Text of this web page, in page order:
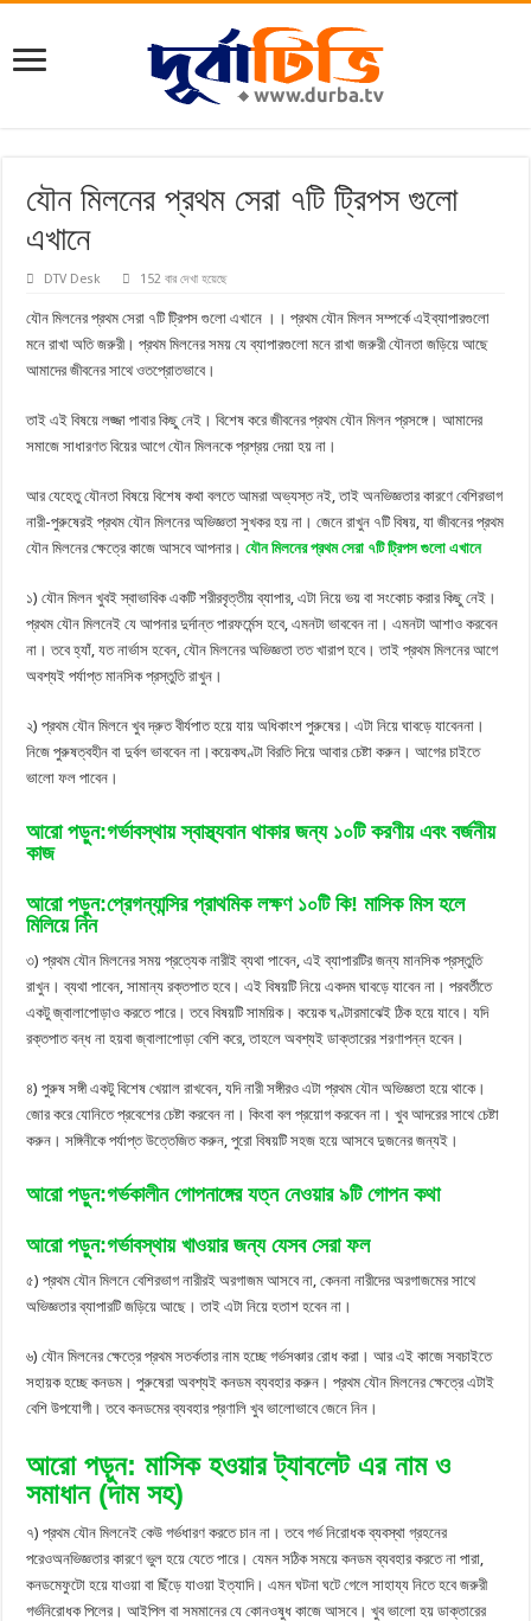
যৌন মিলনের প্রথম সেরা ৭টি ট্রিপস গুলো
এখানে
DTV Desk 152 বার দেখা হয়েছে
যৌন মিলনের প্রথম সেরা ৭টি ট্রিপস গুলো এখানে ।। প্রথম যৌন মিলন সম্পর্কে এইব্যাপারগুলো
মনে রাখা অতি জরুরী। প্রথম মিলনের সময় যে ব্যাপারগুলো মনে রাখা জরুরী যৌনতা জড়িয়ে আছে
আমাদের জীবনের সাথে ওতপ্রোতভাবে।
তাই এই বিষয়ে লজ্জা পাবার কিছু নেই। বিশেষ করে জীবনের প্রথম যৌন মিলন প্রসঙ্গে। আমাদের
সমাজে সাধারণত বিয়ের আগে যৌন মিলনকে প্রশ্রয় দেয়া হয় না।
আর যেহেতু যৌনতা বিষয়ে বিশেষ কথা বলতে আমরা অভ্যস্ত নই, তাই অনভিজ্ঞতার কারণে বেশিরভাগ
নারী-পুরুষেরই প্রথম যৌন মিলনের অভিজ্ঞতা সুখকর হয় না। জেনে রাখুন ৭টি বিষয়, যা জীবনের প্রথম
যৌন মিলনের ক্ষেত্রে কাজে আসবে আপনার।যৌন মিলনের প্রথম সেরা ৭টি ট্রিপস গুলো এখানে
১) যৌন মিলন খুবই স্বাভাবিক একটি শরীরবৃত্তীয় ব্যাপার, এটা নিয়ে ভয় বা সংকোচ করার কিছু নেই।
প্রথম যৌন মিলনেই যে আপনার দুর্দান্ত পারফর্মেন্স হবে, এমনটা ভাববেন না। এমনটা আশাও করবেন
না। তবে হ্যাঁ, যত নার্ভাস হবেন, যৌন মিলনের অভিজ্ঞতা তত খারাপ হবে। তাই প্রথম মিলনের আগে
অবশ্যই পর্যাপ্ত মানসিক প্রস্তুতি রাখুন।
২) প্রথম যৌন মিলনে খুব দ্রুত বীর্যপাত হয়ে যায় অধিকাংশ পুরুষের। এটা নিয়ে ঘাবড়ে যাবেননা।
নিজে পুরুষত্বহীন বা দুর্বল ভাববেন না।কয়েকঘণ্টা বিরতি দিয়ে আবার চেষ্টা করুন। আগের চাইতে
ভালো ফল পাবেন।
আরো পড়ুন:গর্ভাবস্থায় স্বাস্থ্যবান থাকার জন্য ১০টি করণীয় এবং বর্জনীয়
কাজ
আরো পড়ুন:প্রেগন্যান্সির প্রাথমিক লক্ষণ ১০টি কি! মাসিক মিস হলে
মিলিয়ে নিন
৩) প্রথম যৌন মিলনের সময় প্রত্যেক নারীই ব্যথা পাবেন, এই ব্যাপারটির জন্য মানসিক প্রস্তুতি
রাখুন। ব্যথা পাবেন, সামান্য রক্তপাত হবে। এই বিষয়টি নিয়ে একদম ঘাবড়ে যাবেন না। পরবর্তীতে
একটু জ্বালাপোড়াও করতে পারে। তবে বিষয়টি সাময়িক। কয়েক ঘণ্টারমাঝেই ঠিক হয়ে যাবে। যদি
রক্তপাত বন্ধ না হয়বা জ্বালাপোড়া বেশি করে, তাহলে অবশ্যই ডাক্তারের শরণাপন্ন হবেন।
৪) পুরুষ সঙ্গী একটু বিশেষ খেয়াল রাখবেন, যদি নারী সঙ্গীরও এটা প্রথম যৌন অভিজ্ঞতা হয়ে থাকে।
জোর করে যোনিতে প্রবেশের চেষ্টা করবেন না। কিংবা বল প্রয়োগ করবেন না। খুব আদরের সাথে চেষ্টা
করুন। সঙ্গিনীকে পর্যাপ্ত উত্তেজিত করুন, পুরো বিষয়টি সহজ হয়ে আসবে দুজনের জন্যই।
আরো পড়ুন:গর্ভকালীন গোপনাঙ্গের যত্ন নেওয়ার ৯টি গোপন কথা
আরো পড়ুন:গর্ভাবস্থায় খাওয়ার জন্য যেসব সেরা ফল
৫) প্রথম যৌন মিলনে বেশিরভাগ নারীরই অরগাজম আসবে না, কেননা নারীদের অরগাজমের সাথে
অভিজ্ঞতার ব্যাপারটি জড়িয়ে আছে। তাই এটা নিয়ে হতাশ হবেন না।
৬) যৌন মিলনের ক্ষেত্রে প্রথম সতর্কতার নাম হচ্ছে গর্ভসঞ্চার রোধ করা। আর এই কাজে সবচাইতে
সহায়ক হচ্ছে কনডম। পুরুষেরা অবশ্যই কনডম ব্যবহার করুন। প্রথম যৌন মিলনের ক্ষেত্রে এটাই
বেশি উপযোগী। তবে কনডমের ব্যবহার প্রণালি খুব ভালোভাবে জেনে নিন।
আরো পড়ুন: মাসিক হওয়ার ট্যাবলেট এর নাম ও
সমাধান (দাম সহ)
৭) প্রথম যৌন মিলনেই কেউ গর্ভধারণ করতে চান না। তবে গর্ভ নিরোধক ব্যবস্থা গ্রহনের
পরেওঅনভিজ্ঞতার কারণে ভুল হয়ে যেতে পারে। যেমন সঠিক সময়ে কনডম ব্যবহার করতে না পারা,
কনডমেফুটো হয়ে যাওয়া বা ছিঁড়ে যাওয়া ইত্যাদি। এমন ঘটনা ঘটে গেলে সাহায্য নিতে হবে জরুরী
গর্ভনিরোধক পিলের। আইপিল বা সমমানের যে কোনওষুধ কাজে আসবে। খুব ভালো হয় ডাক্তারের